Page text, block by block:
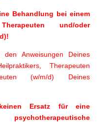
Behandlung bei einem
und/oder
Anweisungen Deines
Therapeuten
(w/m/d) Deines
keinen Ersatz für eine